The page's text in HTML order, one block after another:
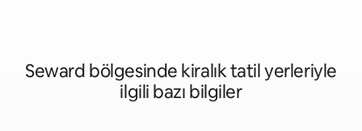
Seward bölgesinde kiralık tatil yerleriyle
ilgili bazı bilgiler